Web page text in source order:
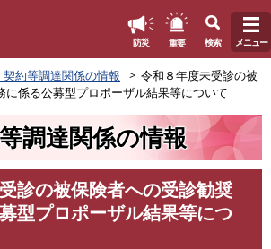
防災 重要 検索 メニュー
契約等調達関係の情報
令和８年度未受診の被
に係る公募型プロポーザル結果等について
調達関係の情報
診の被保険者への受診勧奨
型プロポーザル結果等につ